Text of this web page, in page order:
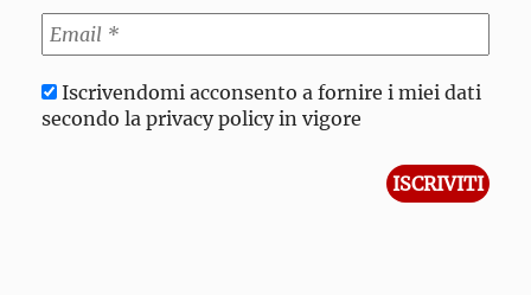
Iscrivendomi acconsento a fornire i miei dati
secondo la privacy policy in vigore